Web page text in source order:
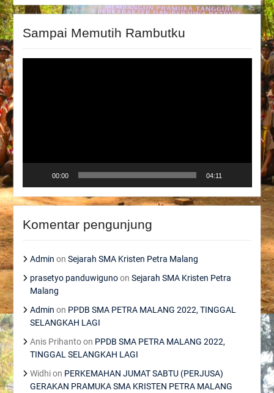
Sampai Memutih Rambutku
00:00 04:11
Komentar pengunjung
Admin on Sejarah SMA Kristen Petra Malang
prasetyo panduwigunoon Sejarah SMA Kristen Petra
Malang
Admin on PPDB SMA PETRA MALANG 2022, TINGGAL
SELANGKAH LAGI
Anis Prihantoon PPDB SMA PETRA MALANG 2022,
TINGGAL SELANGKAH LAGI
Widhion PERKEMAHAN JUMAT SABTU (PERJUSA)
GERAKAN PRAMUKA SMA KRISTEN PETRA MALANG